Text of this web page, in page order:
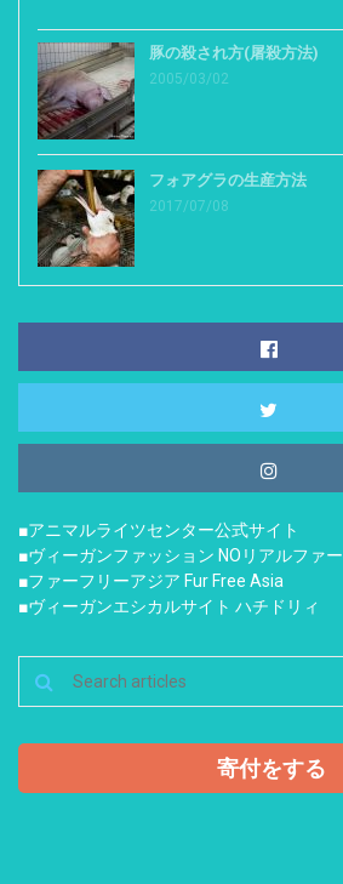
豚の殺され方(屠殺方法)
2005/03/02
フォアグラの生産方法
2017/07/08
■アニマルライツセンター公式サイト
■ヴィーガンファッション NOリアルファー
■ファーフリーアジア Fur Free Asia
■ヴィーガンエシカルサイト ハチドリィ
寄付をする